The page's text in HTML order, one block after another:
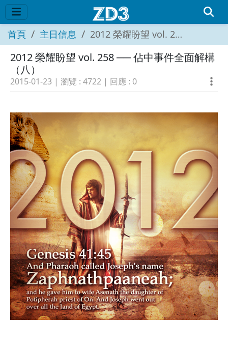
首頁 主日信息 2012 榮耀盼望 vol. 258 ── 佔中事件全面解構（八）
2012 榮耀盼望 vol. 258 ── 佔中事件全面解構
（八）
2015-01-23 | 瀏覽 : 4722 | 回應 : 0